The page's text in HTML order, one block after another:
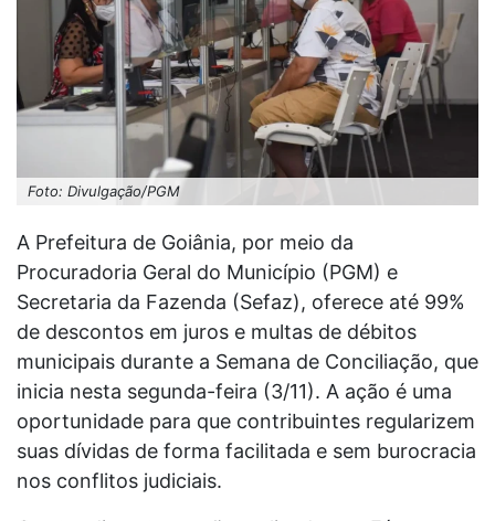
Foto: Divulgação/PGM
A Prefeitura de Goiânia, por meio da
Procuradoria Geral do Município (PGM) e
Secretaria da Fazenda (Sefaz), oferece até 99%
de descontos em juros e multas de débitos
municipais durante a Semana de Conciliação, que
inicia nesta segunda-feira (3/11). A ação é uma
oportunidade para que contribuintes regularizem
suas dívidas de forma facilitada e sem burocracia
nos conflitos judiciais.